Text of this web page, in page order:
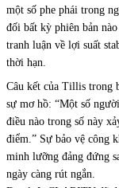
một số phe phái trong
đối bất kỳ phiên bản
tranh luận về lợi suất
thời hạn.
Câu kết của Tillis trong
sự mơ hồ: “Một số
điều nào trong số này
điểm.” Sự bảo vệ công
minh lưỡng đảng đứng
ngày càng rút ngắn.